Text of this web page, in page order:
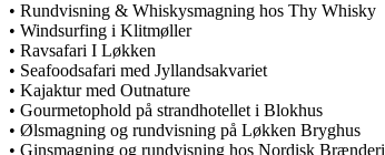
• Rundvisning & Whiskysmagning hos Thy Whisky
• Windsurfing i Klitmøller
• Ravsafari I Løkken
• Seafoodsafari med Jyllandsakvariet
• Kajaktur med Outnature
• Gourmetophold på strandhotellet i Blokhus
• Ølsmagning og rundvisning på Løkken Bryghus
• Ginsmagning og rundvisning hos Nordisk Brænderi